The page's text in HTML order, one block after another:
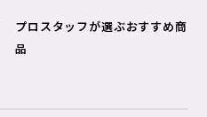
プロスタッフが選ぶおすすめ商
品